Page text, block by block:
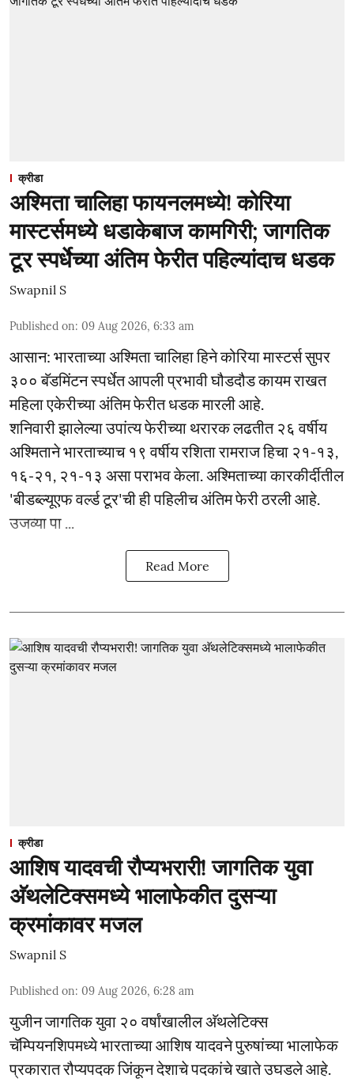
क्रीडा
अश्मिता चालिहा फायनलमध्ये! कोरिया
मास्टर्समध्ये धडाकेबाज कामगिरी; जागतिक
टूर स्पर्धेच्या अंतिम फेरीत पहिल्यांदाच धडक
Swapnil S
Published on: 09 Aug 2026, 6:33 am
आसान: भारताच्या अश्मिता चालिहा हिने कोरिया मास्टर्स सुपर
३०० बॅडमिंटन स्पर्धेत आपली प्रभावी घौडदौड कायम राखत
महिला एकेरीच्या अंतिम फेरीत धडक मारली आहे.
शनिवारी झालेल्या उपांत्य फेरीच्या थरारक लढतीत २६ वर्षीय
अश्मिताने भारताच्याच १९ वर्षीय रशिता रामराज हिचा २१-१३,
१६-२१, २१-१३ असा पराभव केला. अश्मिताच्या कारकीर्दीतील
'बीडब्ल्यूएफ वर्ल्ड टूर'ची ही पहिलीच अंतिम फेरी ठरली आहे.
उजव्या पा ...
Read More
क्रीडा
आशिष यादवची रौप्यभरारी! जागतिक युवा
अ‍ॅथलेटिक्समध्ये भालाफेकीत दुसऱ्या
क्रमांकावर मजल
Swapnil S
Published on: 09 Aug 2026, 6:28 am
युजीन जागतिक युवा २० वर्षांखालील अ‍ॅथलेटिक्स
चॅम्पियनशिपमध्ये भारताच्या आशिष यादवने पुरुषांच्या भालाफेक
प्रकारात रौप्यपदक जिंकून देशाचे पदकांचे खाते उघडले आहे.